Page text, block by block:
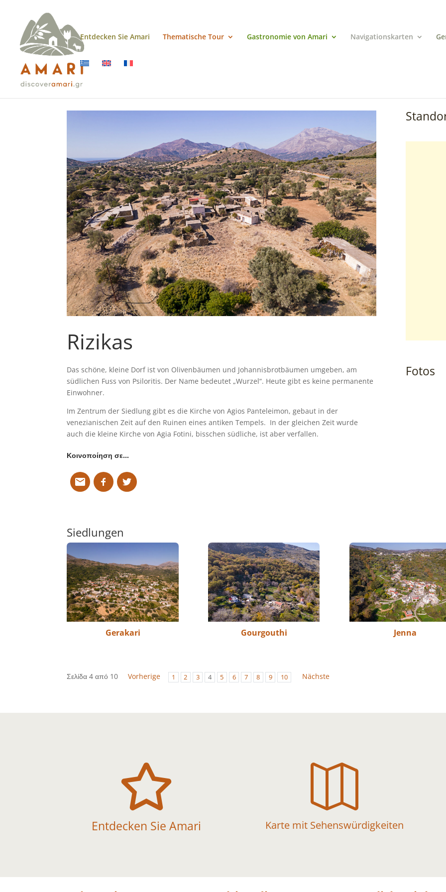
Entdecken Sie Amari Thematische Tour Gastronomie von Amari Navigationskarten
Rizikas
Das schöne, kleine Dorf ist von Olivenbäumen und Johannisbrotbäumen umgeben, am
südlichen Fuss von Psiloritis. Der Name bedeutet „Wurzel“. Heute gibt es keine permanente
Einwohner.
Im Zentrum der Siedlung gibt es die Kirche von Agios Panteleimon, gebaut in der
venezianischen Zeit auf den Ruinen eines antiken Tempels. In der gleichen Zeit wurde
auch die kleine Kirche von Agia Fotini, bisschen südliche, ist aber verfallen.
Κοινοποίηση σε…
Fotos
Siedlungen
Gerakari Gourgouthi Jenna
Σελίδα 4 από 10 Vorherige 1 2 3 4 5 6 7 8 9 10 Nächste

Entdecken Sie Amari

Karte mit Sehenswürdigkeiten